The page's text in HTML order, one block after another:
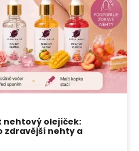
nehtový olejíček:
zdravější nehty a